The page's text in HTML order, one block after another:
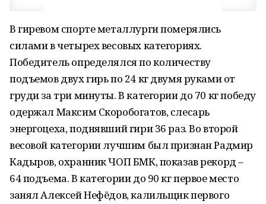
В гиревом спорте металлурги померялись
силами в четырех весовых категориях.
Победитель определялся по количеству
подъемов двух гирь по 24 кг двумя руками от
груди за три минуты. В категории до 70 кг победу
одержал Максим Скоробогатов, слесарь
энергоцеха, поднявший гири 36 раз. Во второй
весовой категории лучшим был признан Радмир
Кадыров, охранник ЧОП БМК, показав рекорд –
64 подъема. В категории до 90 кг первое место
занял Алексей Нефёдов, калильщик первого